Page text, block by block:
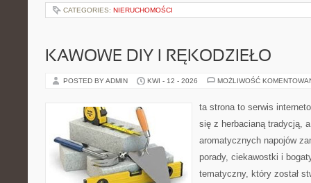
CATEGORIES: NIERUCHOMOŚCI
KAWOWE DIY I RĘKODZIEŁO
POSTED BY ADMIN KWI - 12 - 2026 MOŻLIWOŚĆ
ta strona to serwis
się z herbacianą tradycją, a
aromatycznych napojów
porady, ciekawostki i
tematyczny, który został